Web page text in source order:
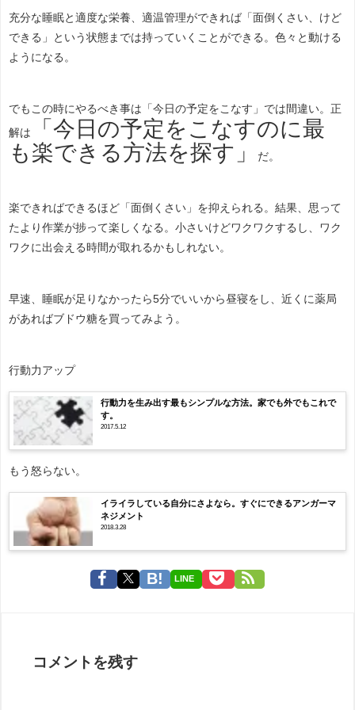
充分な睡眠と適度な栄養、適温管理ができれば「面倒くさい、けど
できる」という状態までは持っていくことができる。色々と動ける
ようになる。
でもこの時にやるべき事は「今日の予定をこなす」では間違い。正
解は
「今日の予定をこなすのに最
も楽できる方法を探す」
だ。
楽できればできるほど「面倒くさい」を抑えられる。結果、思って
たより作業が捗って楽しくなる。小さいけどワクワクするし、ワク
ワクに出会える時間が取れるかもしれない。
早速、睡眠が足りなかったら5分でいいから昼寝をし、近くに薬局
があればブドウ糖を買ってみよう。
行動力アップ
行動力を生み出す最もシンプルな方法。家でも外でもこれで
す。
2017.5.12
もう怒らない。
イライラしている自分にさよなら。すぐにできるアンガーマ
ネジメント
2018.3.28
LINE
コメントを残す